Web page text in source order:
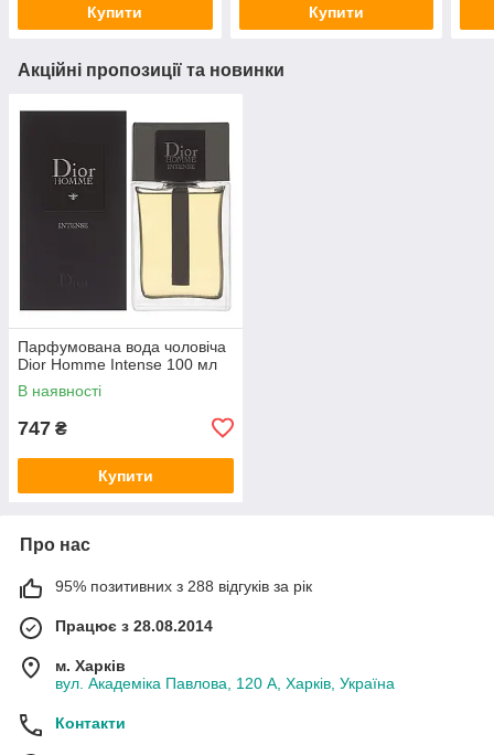
Купити Купити
Акційні пропозиції та новинки
Парфумована вода чоловіча
Dior Homme Intense 100 мл
В наявності
747 ₴
Купити
Про нас
95% позитивних з 288 відгуків за рік
Працює з 28.08.2014
м. Харків
вул. Академіка Павлова, 120 А, Харків, Україна
Контакти